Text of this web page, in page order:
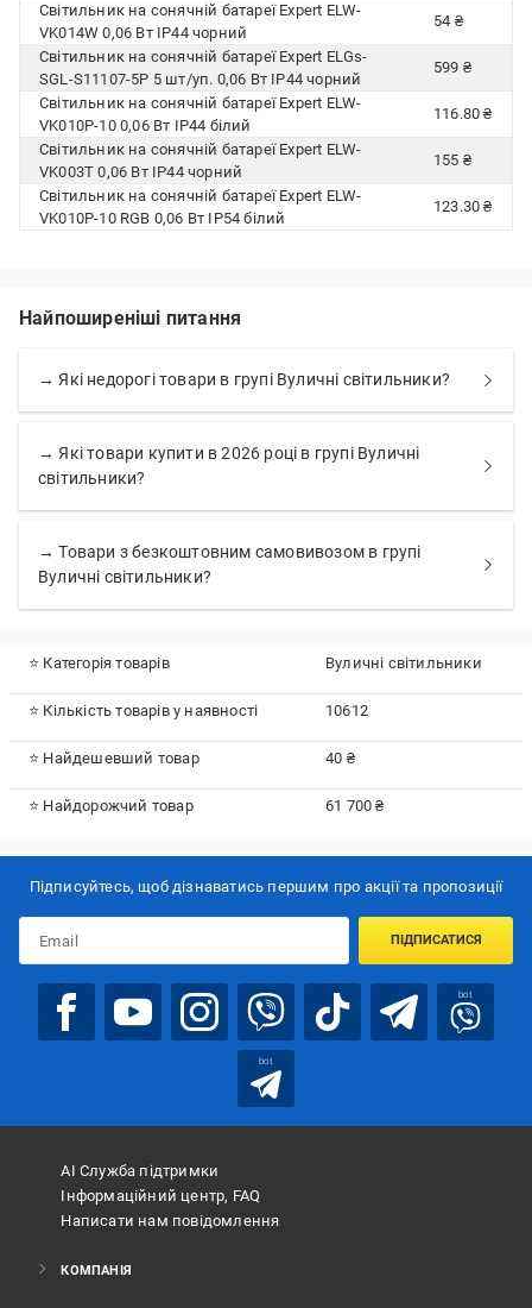
Світильник на сонячній батареї Expert ELW-
VK014W 0,06 Вт IP44 чорний
54 ₴
Світильник на сонячній батареї Expert ELGs-
SGL-S11107-5Р 5 шт/уп. 0,06 Вт IP44 чорний
599 ₴
Світильник на сонячній батареї Expert ELW-
VK010P-10 0,06 Вт IP44 білий
116.80 ₴
Світильник на сонячній батареї Expert ELW-
VK003T 0,06 Вт IP44 чорний
155 ₴
Світильник на сонячній батареї Expert ELW-
VK010P-10 RGB 0,06 Вт IP54 білий
123.30 ₴
Найпоширеніші питання
→ Які недорогі товари в групі Вуличні світильники?
→ Які товари купити в 2026 році в групі Вуличні
світильники?
→ Товари з безкоштовним самовивозом в групі
Вуличні світильники?
⭐ Категорія товарів Вуличні світильники
⭐ Кількість товарів у наявності 10612
⭐ Найдешевший товар 40 ₴
⭐ Найдорожчий товар 61 700 ₴
Підписуйтесь, щоб дізнаватись першим про акції та пропозиції
ПІДПИСАТИСЯ
bot
bot
АІ Служба підтримки
Інформаційний центр, FAQ
Написати нам повідомлення
КОМПАНІЯ